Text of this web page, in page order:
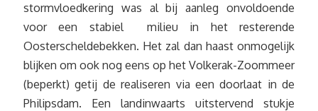
stormvloedkering was al bij aanleg onvoldoende
voor een stabiel milieu in het resterende
Oosterscheldebekken. Het zal dan haast onmogelijk
blijken om ook nog eens op het Volkerak-Zoommeer
(beperkt) getij de realiseren via een doorlaat in de
Philipsdam. Een landinwaarts uitstervend stukje